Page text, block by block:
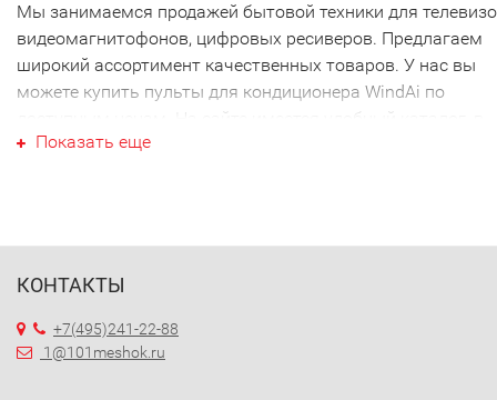
Мы занимаемся продажей бытовой техники для
видеомагнитофонов, цифровых ресиверов. Предлагаем
широкий ассортимент качественных товаров. У нас вы
можете купить пульты для кондиционера WindAi по
доступным ценам. На сайте имеется удобный каталог, в
котором можно с легкостью подобрать интересующую
Для того чтобы пульт для кондиционера WindAir
прямые солнечные лучи, вода. Также не стоит
устройство воздействию высоких температур. Перед
Показать еще
КОНТАКТЫ
+7(495)241-22-88
1@101meshok.ru